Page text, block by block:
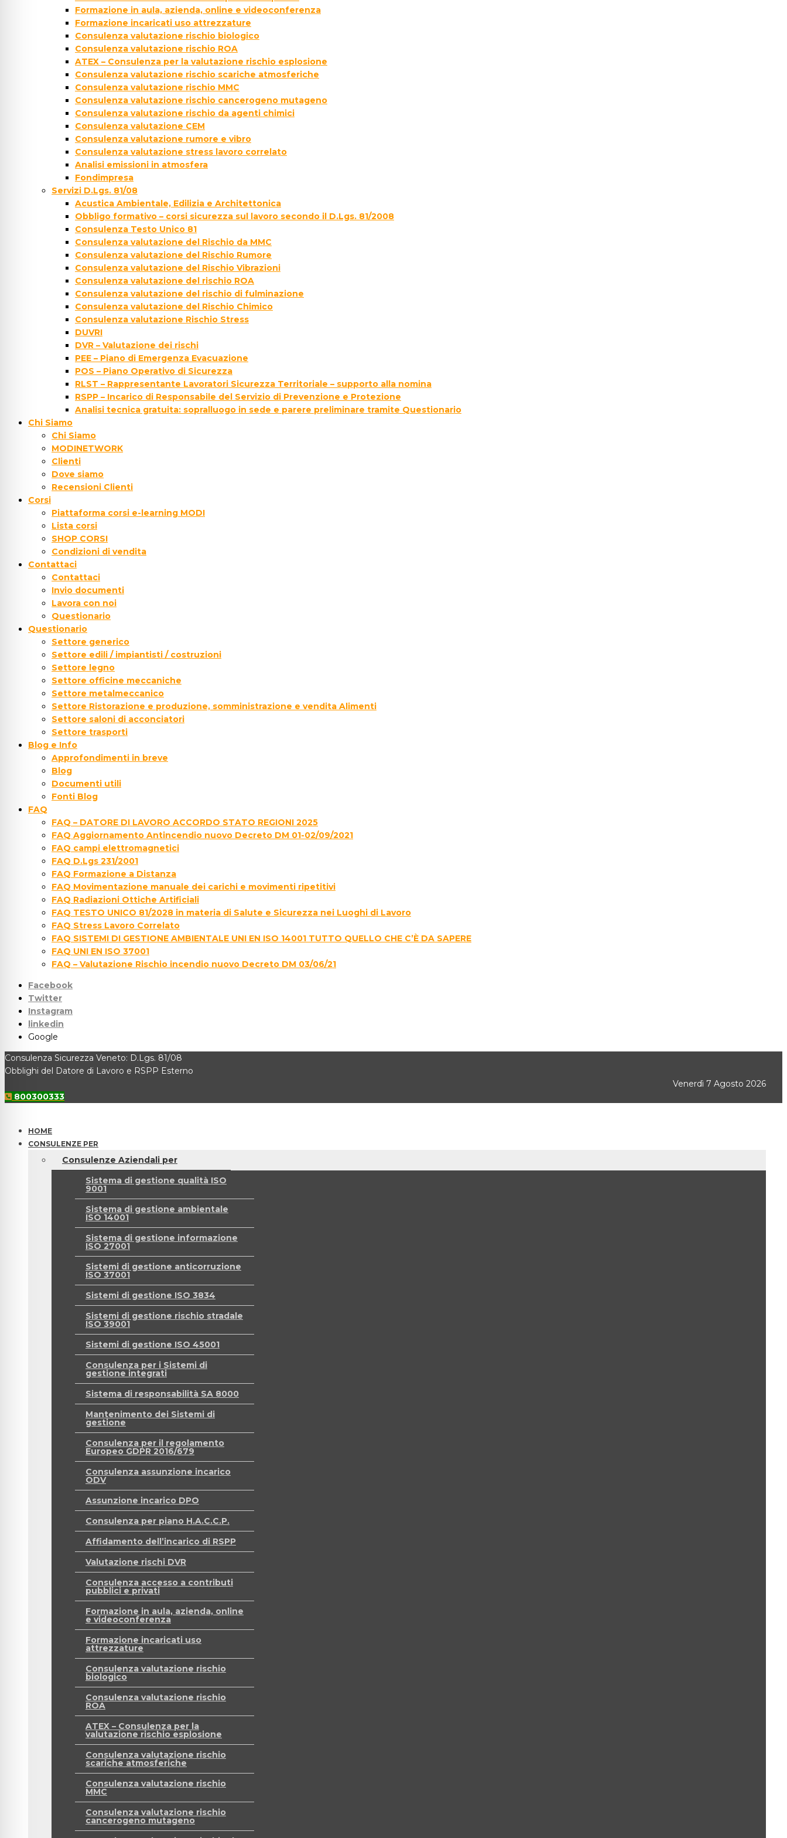
Formazione in aula, azienda, online e videoconferenza
Formazione incaricati uso attrezzature
Consulenza valutazione rischio biologico
Consulenza valutazione rischio ROA
ATEX – Consulenza per la valutazione rischio esplosione
Consulenza valutazione rischio scariche atmosferiche
Consulenza valutazione rischio MMC
Consulenza valutazione rischio cancerogeno mutageno
Consulenza valutazione rischio da agenti chimici
Consulenza valutazione CEM
Consulenza valutazione rumore e vibro
Consulenza valutazione stress lavoro correlato
Analisi emissioni in atmosfera
Fondimpresa
Servizi D.Lgs. 81/08
Acustica Ambientale, Edilizia e Architettonica
Obbligo formativo – corsi sicurezza sul lavoro secondo il D.Lgs. 81/2008
Consulenza Testo Unico 81
Consulenza valutazione del Rischio da MMC
Consulenza valutazione del Rischio Rumore
Consulenza valutazione del Rischio Vibrazioni
Consulenza valutazione del rischio ROA
Consulenza valutazione del rischio di fulminazione
Consulenza valutazione del Rischio Chimico
Consulenza valutazione Rischio Stress
DUVRI
DVR – Valutazione dei rischi
PEE – Piano di Emergenza Evacuazione
POS – Piano Operativo di Sicurezza
RLST – Rappresentante Lavoratori Sicurezza Territoriale – supporto alla nomina
RSPP – Incarico di Responsabile del Servizio di Prevenzione e Protezione
Analisi tecnica gratuita: sopralluogo in sede e parere preliminare tramite Questionario
Chi Siamo
Chi Siamo
MODINETWORK
Clienti
Dove siamo
Recensioni Clienti
Corsi
Piattaforma corsi e-learning MODI
Lista corsi
SHOP CORSI
Condizioni di vendita
Contattaci
Contattaci
Invio documenti
Lavora con noi
Questionario
Questionario
Settore generico
Settore edili / impiantisti / costruzioni
Settore legno
Settore officine meccaniche
Settore metalmeccanico
Settore Ristorazione e produzione, somministrazione e vendita Alimenti
Settore saloni di acconciatori
Settore trasporti
Blog e Info
Approfondimenti in breve
Blog
Documenti utili
Fonti Blog
FAQ
FAQ – DATORE DI LAVORO ACCORDO STATO REGIONI 2025
FAQ Aggiornamento Antincendio nuovo Decreto DM 01-02/09/2021
FAQ campi elettromagnetici
FAQ D.Lgs 231/2001
FAQ Formazione a Distanza
FAQ Movimentazione manuale dei carichi e movimenti ripetitivi
FAQ Radiazioni Ottiche Artificiali
FAQ TESTO UNICO 81/2028 in materia di Salute e Sicurezza nei Luoghi di Lavoro
FAQ Stress Lavoro Correlato
FAQ SISTEMI DI GESTIONE AMBIENTALE UNI EN ISO 14001 TUTTO QUELLO CHE C’È DA SAPERE
FAQ UNI EN ISO 37001
FAQ – Valutazione Rischio incendio nuovo Decreto DM 03/06/21
Facebook
Twitter
Instagram
linkedin
Google
Consulenza Sicurezza Veneto: D.Lgs. 81/08
Obblighi del Datore di Lavoro e RSPP Esterno
Venerdì 7 Agosto 2026
800300333
HOME
CONSULENZE PER
Consulenze Aziendali per
Sistema di gestione qualità ISO
9001
Sistema di gestione ambientale
ISO 14001
Sistema di gestione informazione
ISO 27001
Sistemi di gestione anticorruzione
ISO 37001
Sistemi di gestione ISO 3834
Sistemi di gestione rischio stradale
ISO 39001
Sistemi di gestione ISO 45001
Consulenza per i Sistemi di
gestione integrati
Sistema di responsabilità SA 8000
Mantenimento dei Sistemi di
gestione
Consulenza per il regolamento
Europeo GDPR 2016/679
Consulenza assunzione incarico
ODV
Assunzione incarico DPO
Consulenza per piano H.A.C.C.P.
Affidamento dell’incarico di RSPP
Valutazione rischi DVR
Consulenza accesso a contributi
pubblici e privati
Formazione in aula, azienda, online
e videoconferenza
Formazione incaricati uso
attrezzature
Consulenza valutazione rischio
biologico
Consulenza valutazione rischio
ROA
ATEX – Consulenza per la
valutazione rischio esplosione
Consulenza valutazione rischio
scariche atmosferiche
Consulenza valutazione rischio
MMC
Consulenza valutazione rischio
cancerogeno mutageno